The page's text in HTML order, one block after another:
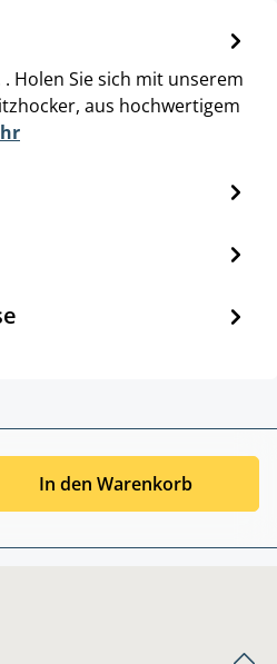
Holen Sie sich mit unserem
aus hochwertigem
In den Warenkorb